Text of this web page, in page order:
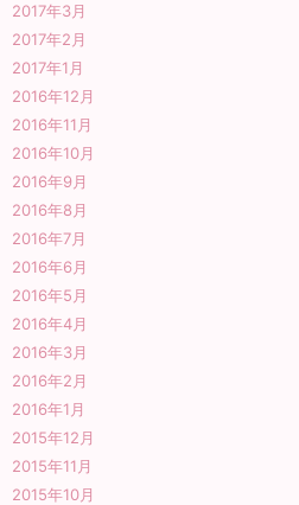
2017年3月
2017年2月
2017年1月
2016年12月
2016年11月
2016年10月
2016年9月
2016年8月
2016年7月
2016年6月
2016年5月
2016年4月
2016年3月
2016年2月
2016年1月
2015年12月
2015年11月
2015年10月